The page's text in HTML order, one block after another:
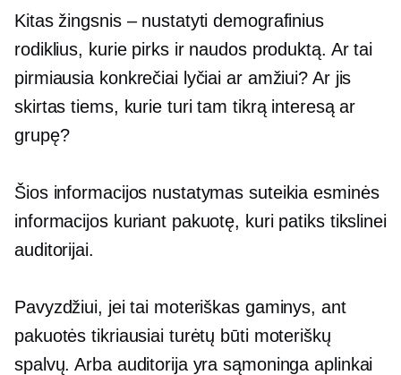
Kitas žingsnis – nustatyti demografinius
rodiklius, kurie pirks ir naudos produktą. Ar tai
pirmiausia konkrečiai lyčiai ar amžiui? Ar jis
skirtas tiems, kurie turi tam tikrą interesą ar
grupę?
Šios informacijos nustatymas suteikia esminės
informacijos kuriant pakuotę, kuri patiks tikslinei
auditorijai.
Pavyzdžiui, jei tai moteriškas gaminys, ant
pakuotės tikriausiai turėtų būti moteriškų
spalvų. Arba auditorija yra sąmoninga aplinkai